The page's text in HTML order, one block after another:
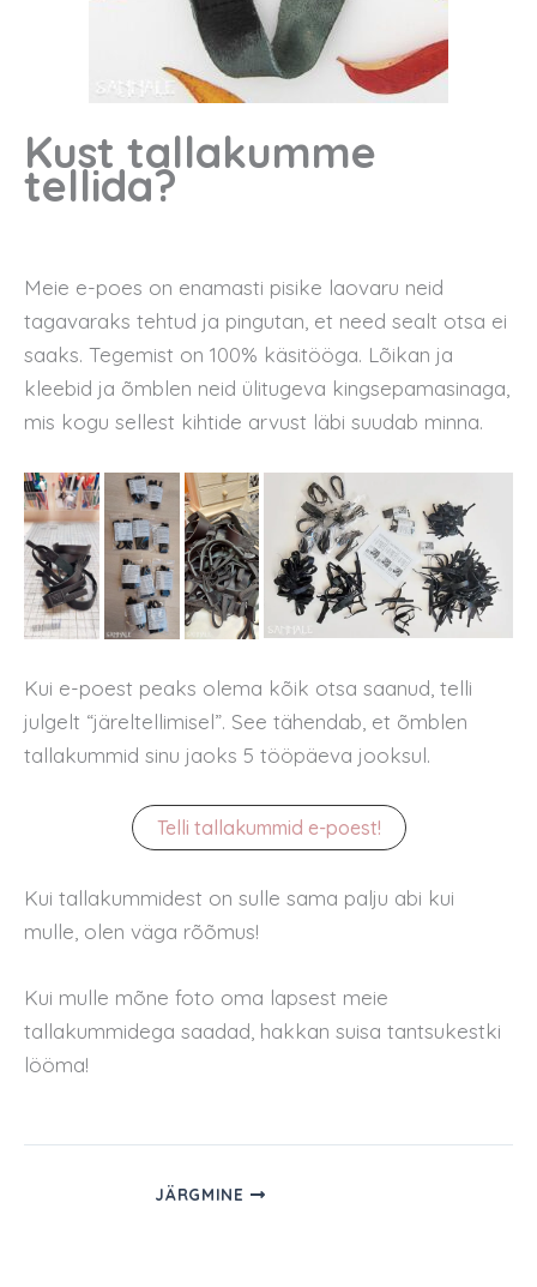
Kust tallakumme
tellida?
Meie e-poes on enamasti pisike laovaru neid
tagavaraks tehtud ja pingutan, et need sealt otsa ei
saaks. Tegemist on 100% käsitööga. Lõikan ja
kleebid ja õmblen neid ülitugeva kingsepamasinaga,
mis kogu sellest kihtide arvust läbi suudab minna.
Kui e-poest peaks olema kõik otsa saanud, telli
julgelt “järeltellimisel”. See tähendab, et õmblen
tallakummid sinu jaoks 5 tööpäeva jooksul.
Telli tallakummid e-poest!
Kui tallakummidest on sulle sama palju abi kui
mulle, olen väga rõõmus!
Kui mulle mõne foto oma lapsest meie
tallakummidega saadad, hakkan suisa tantsukestki
lööma!
JÄRGMINE